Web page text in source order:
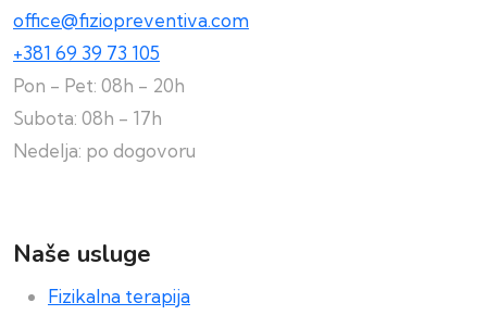
office@fiziopreventiva.com
+381 69 39 73 105
Pon - Pet: 08h - 20h
Subota: 08h - 17h
Nedelja: po dogovoru
Naše usluge
Fizikalna terapija